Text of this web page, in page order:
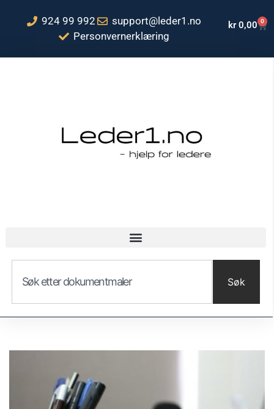
924 99 992
support@leder1.no
Personvernerklæring
kr0,00 0
Søk